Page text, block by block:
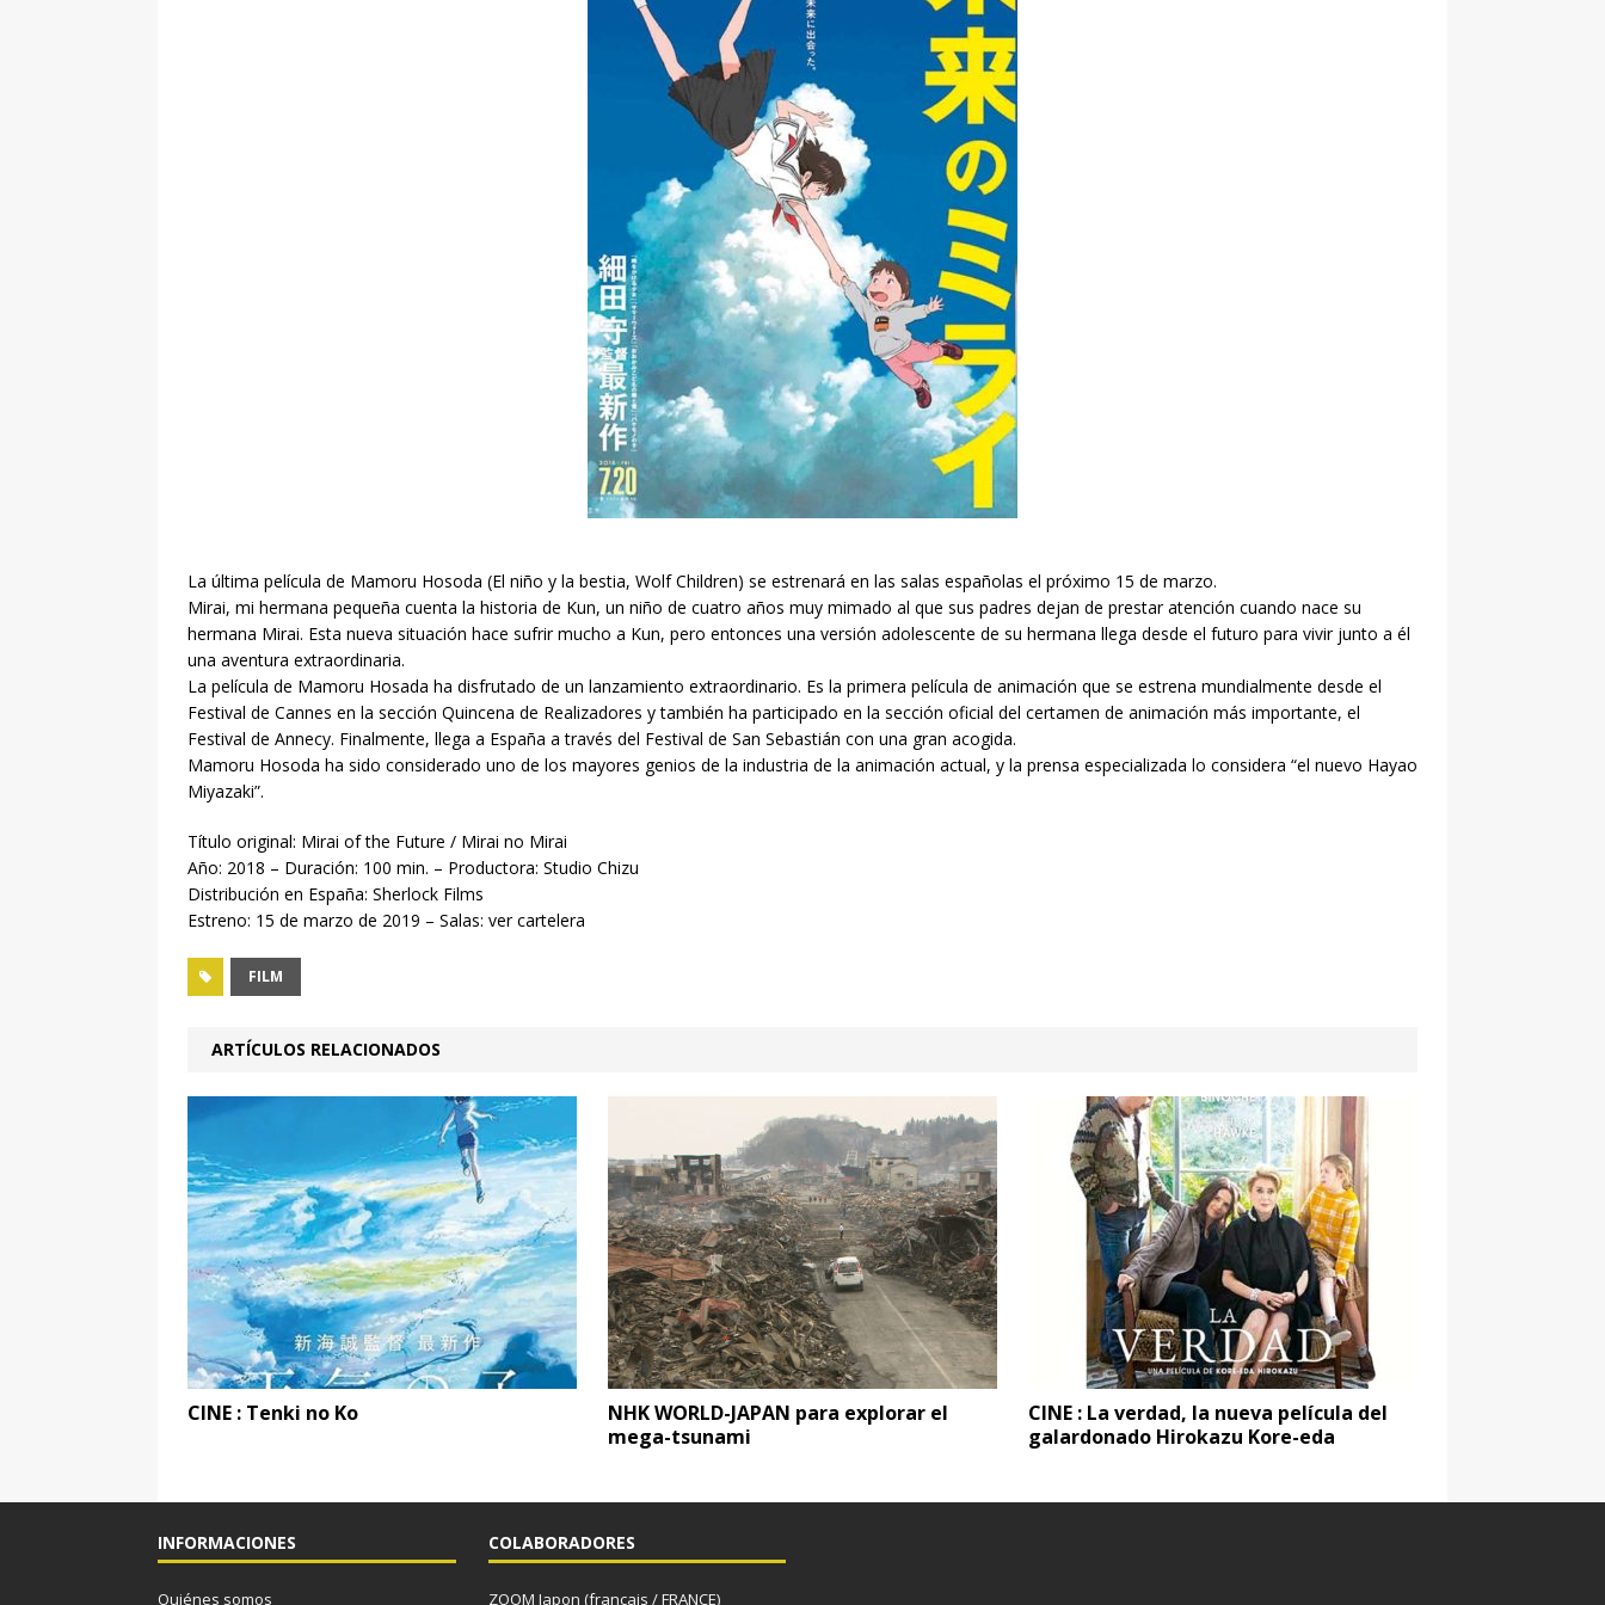
La última película de Mamoru Hosoda (El niño y la bestia, Wolf Children) se estrenará en las salas españolas el próximo 15 de marzo.
Mirai, mi hermana pequeña cuenta la historia de Kun, un niño de cuatro años muy mimado al que sus padres dejan de prestar atención cuando nace su
hermana Mirai. Esta nueva situación hace sufrir mucho a Kun, pero entonces una versión adolescente de su hermana llega desde el futuro para vivir junto a él
una aventura extraordinaria.
La película de Mamoru Hosada ha disfrutado de un lanzamiento extraordinario. Es la primera película de animación que se estrena mundialmente desde el
Festival de Cannes en la sección Quincena de Realizadores y también ha participado en la sección oficial del certamen de animación más importante, el
Festival de Annecy. Finalmente, llega a España a través del Festival de San Sebastián con una gran acogida.
Mamoru Hosoda ha sido considerado uno de los mayores genios de la industria de la animación actual, y la prensa especializada lo considera “el nuevo Hayao
Miyazaki”.
Título original: Mirai of the Future / Mirai no Mirai
Año: 2018 – Duración: 100 min. – Productora: Studio Chizu
Distribución en España: Sherlock Films
Estreno: 15 de marzo de 2019 – Salas: ver cartelera
FILM
ARTÍCULOS RELACIONADOS
CINE : Tenki no Ko
NHK WORLD-JAPAN para explorar el
mega-tsunami
CINE : La verdad, la nueva película del
galardonado Hirokazu Kore-eda
INFORMACIONES
Quiénes somos
COLABORADORES
ZOOM Japon (français / FRANCE)